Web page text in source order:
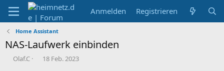
Anmelden Registrieren
Home Assistant
NAS-Laufwerk einbinden
E
Olaf.C
E18 Feb. 2023